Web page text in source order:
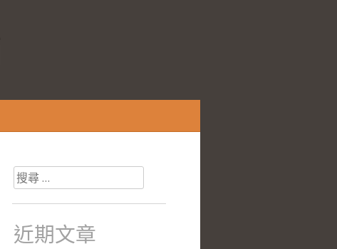
搜
尋
關
於：
近期文章